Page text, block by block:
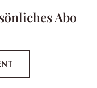
Abo